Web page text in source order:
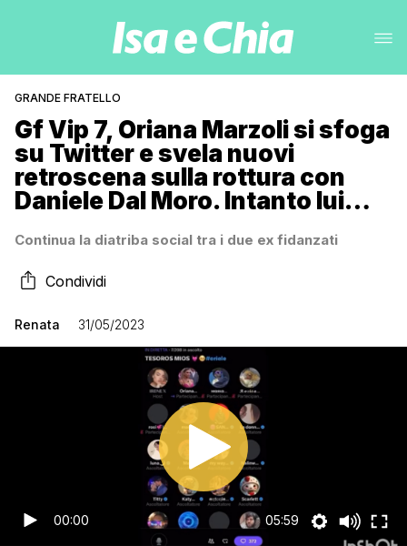
GRANDE FRATELLO
Gf Vip 7, Oriana Marzoli si sfoga
su Twitter e svela nuovi
retroscena sulla rottura con
Daniele Dal Moro. Intanto lui…
Continua la diatriba social tra i due ex fidanzati
Condividi
Renata 31/05/2023
00:00 05:59